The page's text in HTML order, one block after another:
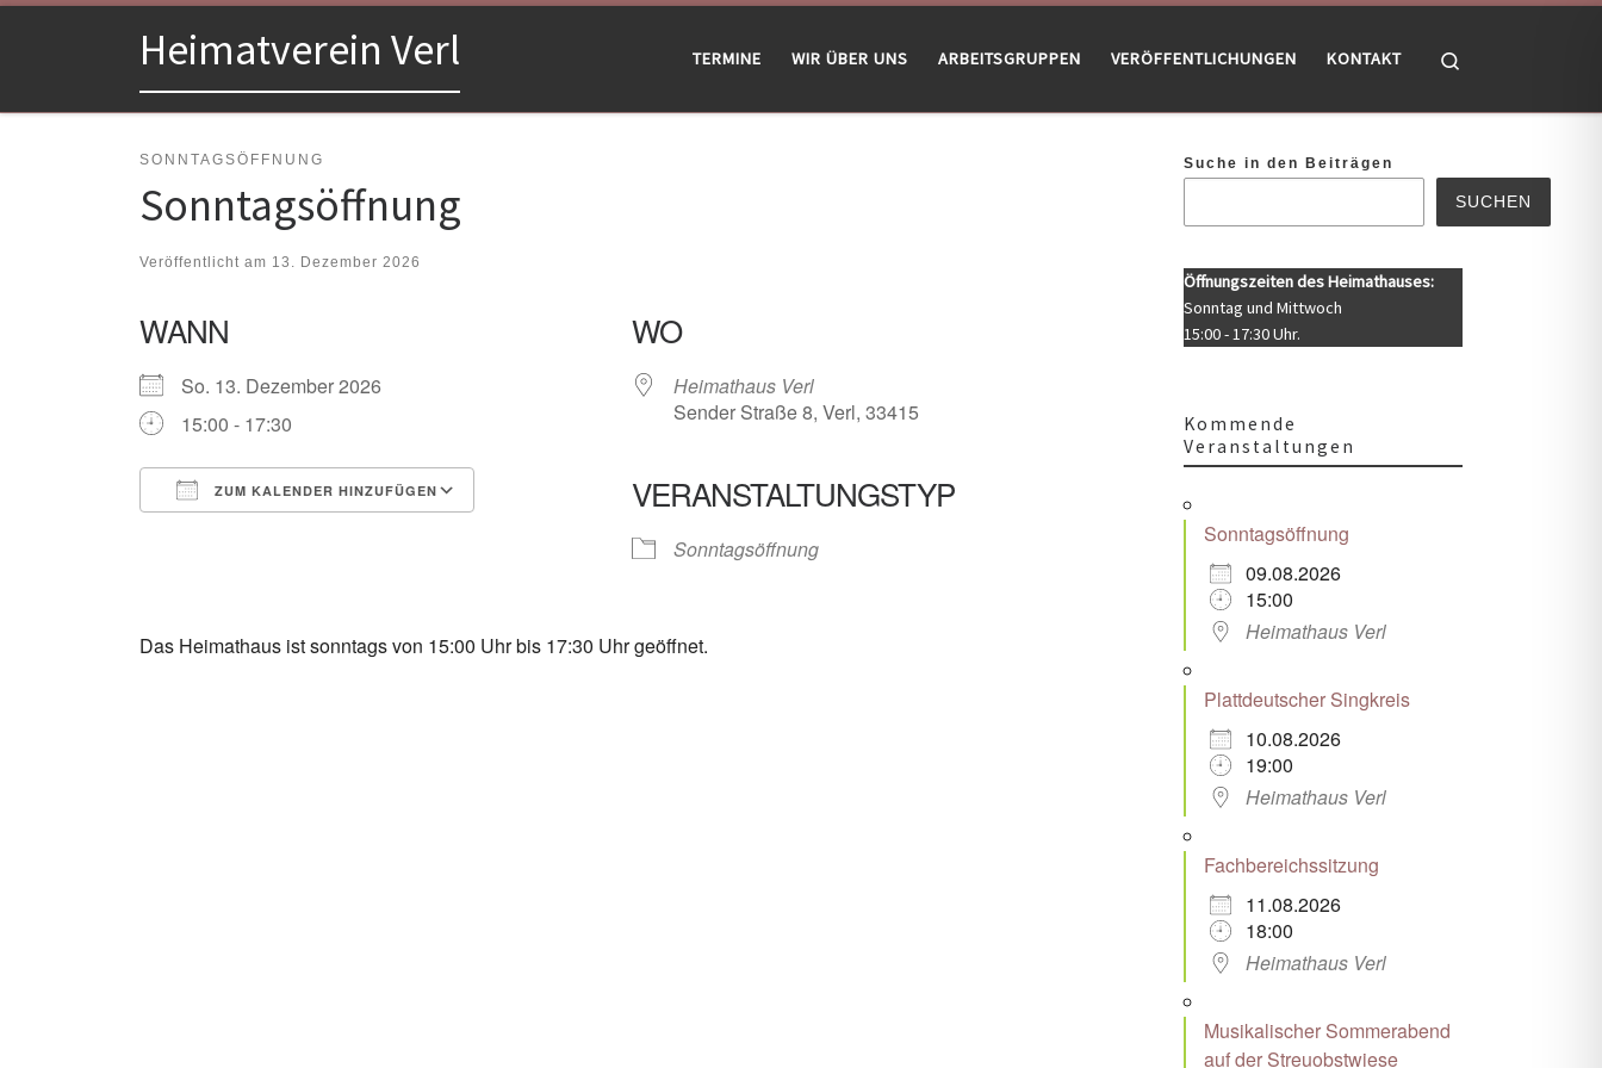
Zum Inhalt springenHeimatverein Verl TERMINE WIR ÜBER UNS ARBEITSGRUPPEN VERÖFFENTLICHUNGEN KONTAKT
SONNTAGSÖFFNUNG
Sonntagsöffnung
Veröffentlicht am 13. Dezember 2026
WANN
So. 13. Dezember 2026
15:00 - 17:30
ZUM KALENDER HINZUFÜGEN
Google Kalender Office 365
WO
Heimathaus Verl
Sender Straße 8, Verl, 33415
VERANSTALTUNGSTYP
Sonntagsöffnung
Das Heimathaus ist sonntags von 15:00 Uhr bis 17:30 Uhr geöffnet.
Suche in den Beiträgen
SUCHEN
Öffnungszeiten des Heimathauses:
Sonntag und Mittwoch
15:00 - 17:30 Uhr.
Kommende
Veranstaltungen
Sonntagsöffnung
09.08.2026
15:00
Heimathaus Verl
Plattdeutscher Singkreis
10.08.2026
19:00
Heimathaus Verl
Fachbereichssitzung
11.08.2026
18:00
Heimathaus Verl
Musikalischer Sommerabend
auf der Streuobstwiese